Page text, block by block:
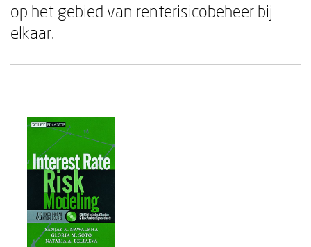
op het gebied van renterisicobeheer bij
elkaar.